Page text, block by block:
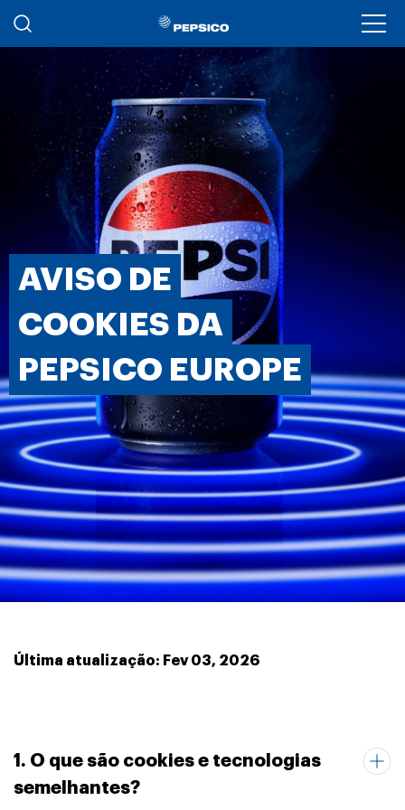
Passar para o conteúdo principal
AVISO DE
COOKIES DA
PEPSICO EUROPE
Última atualização: Fev 03, 2026
1. O que são cookies e tecnologias
semelhantes?